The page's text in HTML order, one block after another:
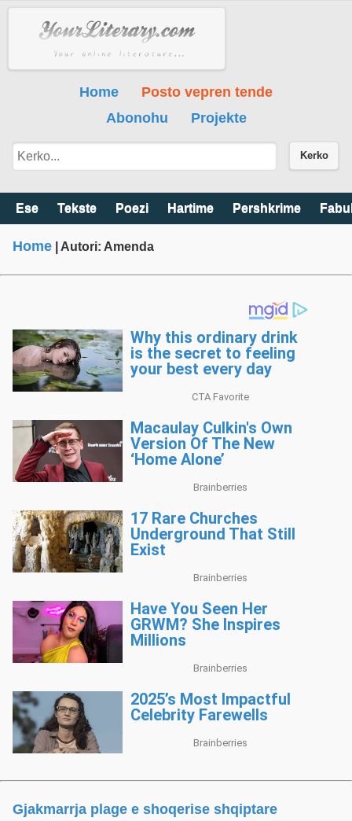
Home
Posto vepren tende
Abonohu
Projekte
Kerko
Ese Tekste Poezi Hartime Pershkrime
Home | Autori: Amenda
Gjakmarrja plage e shoqerise shqiptare